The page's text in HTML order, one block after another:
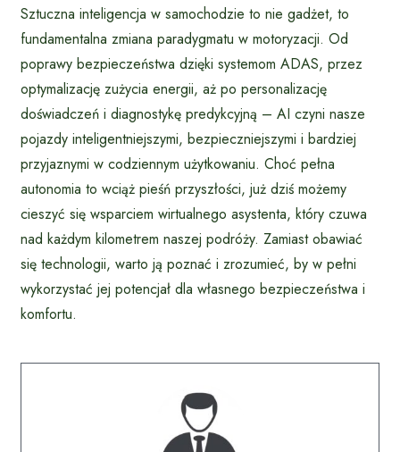
Sztuczna inteligencja w samochodzie to nie gadżet, to
fundamentalna zmiana paradygmatu w motoryzacji. Od
poprawy bezpieczeństwa dzięki systemom ADAS, przez
optymalizację zużycia energii, aż po personalizację
doświadczeń i diagnostykę predykcyjną – AI czyni nasze
pojazdy inteligentniejszymi, bezpieczniejszymi i bardziej
przyjaznymi w codziennym użytkowaniu. Choć pełna
autonomia to wciąż pieśń przyszłości, już dziś możemy
cieszyć się wsparciem wirtualnego asystenta, który czuwa
nad każdym kilometrem naszej podróży. Zamiast obawiać
się technologii, warto ją poznać i zrozumieć, by w pełni
wykorzystać jej potencjał dla własnego bezpieczeństwa i
komfortu.